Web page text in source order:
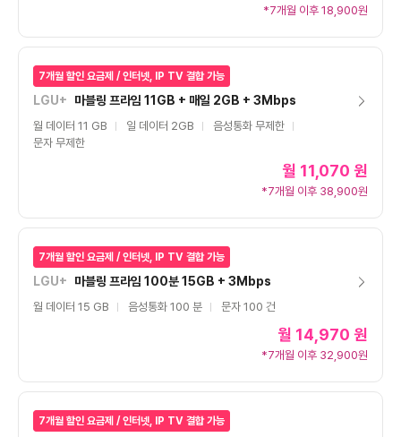
*7개월 이후 18,900원
7개월 할인 요금제 / 인터넷, IP TV 결합 가능
LGU+ 마블링 프라임 11GB + 매일 2GB + 3Mbps
월 데이터 11 GB 일 데이터 2GB
음성통화 무제한
문자 무제한
월 11,070 원
*7개월 이후 38,900원
7개월 할인 요금제 / 인터넷, IP TV 결합 가능
LGU+ 마블링 프라임 100분 15GB + 3Mbps
월 데이터 15 GB 음성통화 100 분 문자 100 건
월 14,970 원
*7개월 이후 32,900원
7개월 할인 요금제 / 인터넷, IP TV 결합 가능